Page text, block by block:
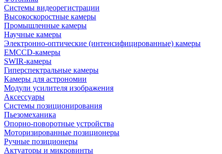
Cистемы видеорегистрации
Высокоскоростные камеры
Промышленные камеры
Научные камеры
Электронно-оптические (интенсифицированные) камеры
EMCCD-камеры
SWIR-камеры
Гиперспектральные камеры
Камеры для астрономии
Модули усилителя изображения
Аксессуары
Системы позиционирования
Пьезомеханика
Опорно-поворотные устройства
Моторизированные позиционеры
Ручные позиционеры
Актуаторы и микровинты